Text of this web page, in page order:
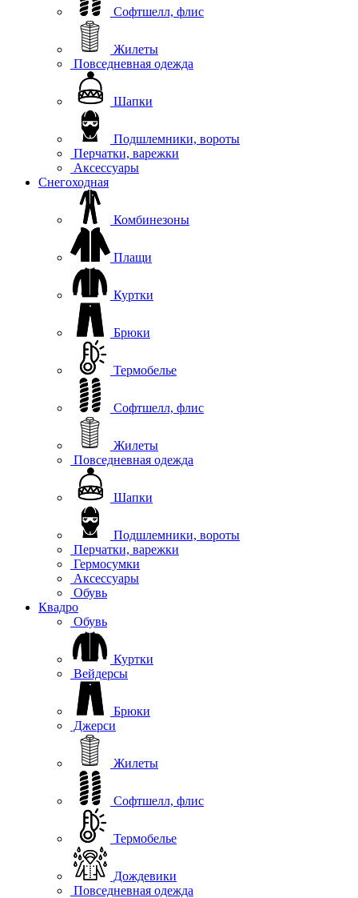
Софтшелл, флис
Жилеты
Повседневная одежда
Шапки
Подшлемники, вороты
Перчатки, варежки
Аксессуары
Снегоходная
Комбинезоны
Плащи
Куртки
Брюки
Термобелье
Софтшелл, флис
Жилеты
Повседневная одежда
Шапки
Подшлемники, вороты
Перчатки, варежки
Гермосумки
Аксессуары
Обувь
Квадро
Обувь
Куртки
Вейдерсы
Брюки
Джерси
Жилеты
Софтшелл, флис
Термобелье
Дождевики
Повседневная одежда